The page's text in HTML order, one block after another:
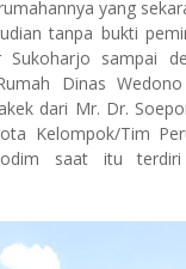
yang
tanpa bukti
sampai
Dinas
dari Mr. Dr.
Kelompok/Tim
saat itu